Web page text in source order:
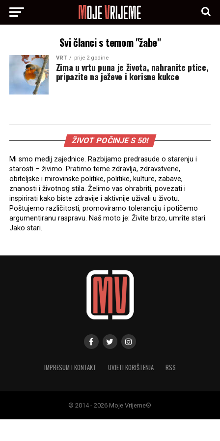
Svi članci s temom "žabe"
VRT prije 2 godine
Zima u vrtu puna je života, nahranite ptice,
pripazite na ježeve i korisne kukce
ŽIVOT POČINJE S 50!
Mi smo medij zajednice. Razbijamo predrasude o starenju i
starosti – živimo. Pratimo teme zdravlja, zdravstvene,
obiteljske i mirovinske politike, politike, kulture, zabave,
znanosti i životnog stila. Želimo vas ohrabriti, povezati i
inspirirati kako biste zdravije i aktivnije uživali u životu.
Poštujemo različitosti, promoviramo toleranciju i potičemo
argumentiranu raspravu. Naš moto je: Živite brzo, umrite stari.
Jako stari.
IMPRESUM I KONTAKT UVJETI KORIŠTENJA RSS
© 2014 - 2026 Moje Vrijeme®